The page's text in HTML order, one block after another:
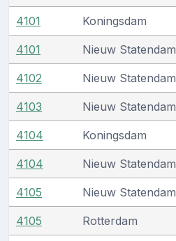
4101 Koningsdam
4101 Nieuw Statendam
4102 Nieuw Statendam
4103 Nieuw Statendam
4104 Koningsdam
4104 Nieuw Statendam
4105 Nieuw Statendam
4105 Rotterdam